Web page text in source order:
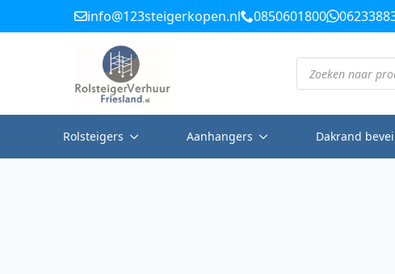
info@123steigerkopen.nl 0850601800
Producten
zoeken
Rolsteigers Aanhangers Dakrand